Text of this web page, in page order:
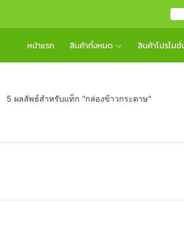
หน้าแรก สินค้าทั้งหมด สินค้าโปรโมชั่
5 ผลลัพธ์สำหรับแท็ก "กล่องข้าวกระดาษ"